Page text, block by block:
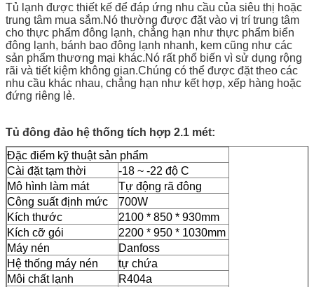
Tủ lạnh được thiết kế để đáp ứng nhu cầu của siêu thị hoặc
trung tâm mua sắm.Nó thường được đặt vào vị trí trung tâm
cho thực phẩm đông lạnh, chẳng hạn như thực phẩm biển
đông lạnh, bánh bao đông lạnh nhanh, kem cũng như các
sản phẩm thương mại khác.Nó rất phổ biến vì sử dụng rộng
rãi và tiết kiệm không gian.Chúng có thể được đặt theo các
nhu cầu khác nhau, chẳng hạn như kết hợp, xếp hàng hoặc
đứng riêng lẻ.
Tủ đông đảo hệ thống tích hợp 2.1 mét:
Đặc điểm kỹ thuật sản phẩm
Cài đặt tạm thời
-18 ~ -22 độ C
Mô hình làm mát
Tự động rã đông
Công suất định mức
700W
Kích thước
2100 * 850 * 930mm
Kích cỡ gói
2200 * 950 * 1030mm
Máy nén
Danfoss
Hệ thống máy nén
tự chứa
Môi chất lạnh
R404a